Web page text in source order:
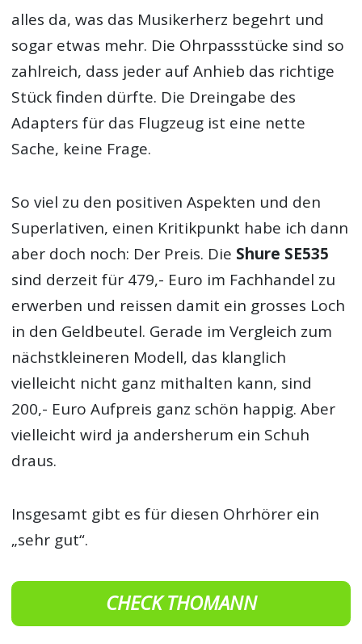
alles da, was das Musikerherz begehrt und
sogar etwas mehr. Die Ohrpassstücke sind so
zahlreich, dass jeder auf Anhieb das richtige
Stück finden dürfte. Die Dreingabe des
Adapters für das Flugzeug ist eine nette
Sache, keine Frage.
So viel zu den positiven Aspekten und den
Superlativen, einen Kritikpunkt habe ich dann
aber doch noch: Der Preis. Die Shure SE535
sind derzeit für 479,- Euro im Fachhandel zu
erwerben und reissen damit ein grosses Loch
in den Geldbeutel. Gerade im Vergleich zum
nächstkleineren Modell, das klanglich
vielleicht nicht ganz mithalten kann, sind
200,- Euro Aufpreis ganz schön happig. Aber
vielleicht wird ja andersherum ein Schuh
draus.
Insgesamt gibt es für diesen Ohrhörer ein
„sehr gut“.
CHECK THOMANN